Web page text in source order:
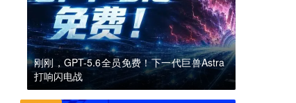
刚刚，GPT-5.6全员免费！下一代巨兽Astra
打响闪电战